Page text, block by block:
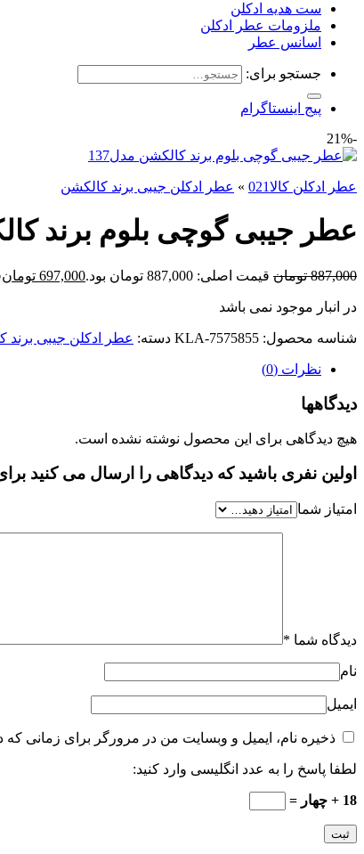
ست هدیه ادکلن
ملزومات عطر ادکلن
اسانس عطر
جستجو برای:
پیج اینستاگرام
-21%
عطر ادکلن کالا021 » عطر ادکلن جیبی برند کالکشن
عطر جیبی گوچی بلوم برند
887,000 تومان قیمت اصلی: 887,000 تومان بود. 697,000 تومان
در انبار موجود نمی باشد
شناسه محصول: KLA-7575855 دسته: عطر ادکلن جیبی برند
نظرات (0)
دیدگاهها
هیچ دیدگاهی برای این محصول نوشته نشده است.
اولین نفری باشید که دیدگاهی را ارسال می کنید
امتیاز شما
دیدگاه شما *
نام
ایمیل
ذخیره نام، ایمیل و وبسایت من در مرورگر برای زمانی که
لطفا پاسخ را به عدد انگلیسی وارد کنید:
18 + چهار =